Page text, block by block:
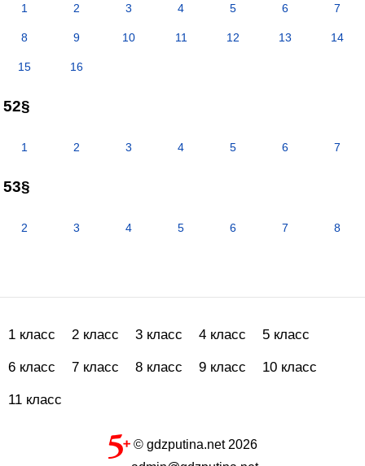
1 2 3 4 5 6 7
8 9 10 11 12 13 14
15 16
52§
1 2 3 4 5 6 7
53§
2 3 4 5 6 7 8
1 класс 2 класс 3 класс 4 класс 5 класс
6 класс 7 класс 8 класс 9 класс 10 класс
11 класс
© gdzputina.net 2026